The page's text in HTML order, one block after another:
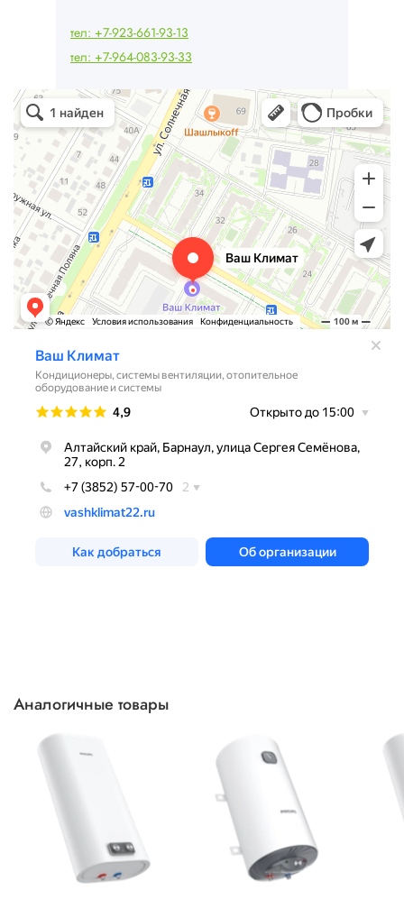
тел: +7-923-661-93-13
тел: +7-964-083-93-33
Ваш Климат
Кондиционеры в Барнауле
Системы вентиляции в Барнауле
Аналогичные товары